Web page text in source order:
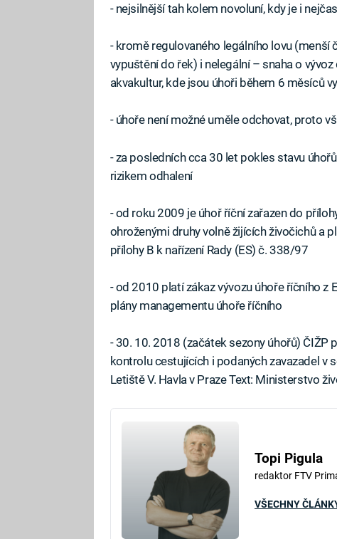
- nejsilnější tah kolem novoluní, kdy je i
- kromě regulovaného legálního lovu (menší
vypuštění do řek) i nelegální – snaha o
akvakultur, kde jsou úhoři během 6 měsíců
- úhoře není možné uměle odchovat, proto
- za posledních cca 30 let pokles stavu
rizikem odhalení
- od roku 2009 je úhoř říční zařazen do
ohroženými druhy volně žijících živočichů a
přílohy B k nařízení Rady (ES) č. 338/97
- od 2010 platí zákaz vývozu úhoře říčního z
plány managementu úhoře říčního
- 30. 10. 2018 (začátek sezony úhořů) ČIŽP
kontrolu cestujících i podaných zavazadel v
Letiště V. Havla v Praze Text: Ministerstvo
Topi Pigula
redaktor FTV
VŠECHNY